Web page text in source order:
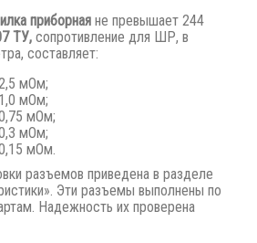
приборная не превышает 244
ТУ, сопротивление для ШР, в
составляет:
мОм;
мОм;
мОм;
мОм;
мОм.
разъемов приведена в разделе
Эти разъемы выполнены по
Надежность их проверена